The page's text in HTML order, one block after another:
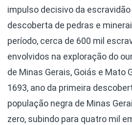
impulso decisivo da
descoberta de pedras e
período, cerca de 600 mil
envolvidos na exploração do
de Minas Gerais, Goiás e Mato
1693, ano da primeira
população negra de Minas
zero, subindo para quatro mil